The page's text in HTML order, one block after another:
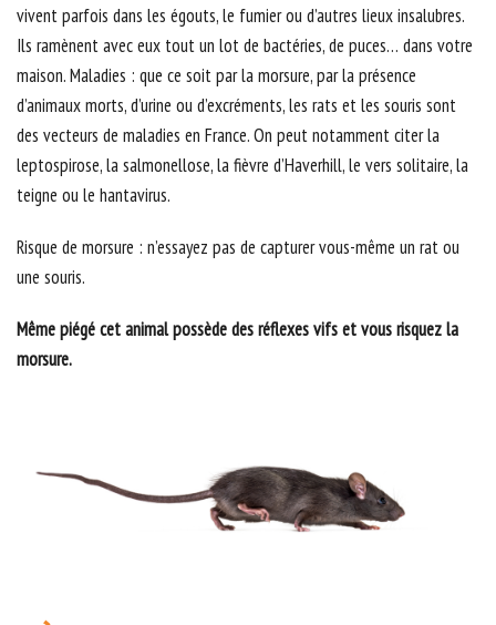
vivent parfois dans les égouts, le fumier ou d’autres lieux insalubres.
Ils ramènent avec eux tout un lot de bactéries, de puces… dans votre
maison. Maladies : que ce soit par la morsure, par la présence
d’animaux morts, d’urine ou d’excréments, les rats et les souris sont
des vecteurs de maladies en France. On peut notamment citer la
leptospirose, la salmonellose, la fièvre d’Haverhill, le vers solitaire, la
teigne ou le hantavirus.
Risque de morsure : n’essayez pas de capturer vous-même un rat ou
une souris.
Même piégé cet animal possède des réflexes vifs et vous risquez la
morsure.